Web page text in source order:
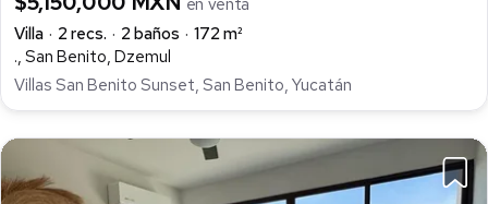
Villa
2 recs. 2 baños
172 m²
., San Benito, Dzemul
Villas San Benito Sunset, San Benito, Yucatán